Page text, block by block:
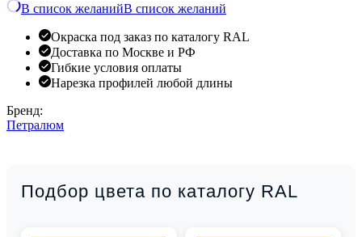
В список желанийВ список желаний
Окраска под заказ по каталогу RAL
Доставка по Москве и РФ
Гибкие условия оплаты
Нарезка профилей любой длины
Бренд:
Петралюм
Подбор цвета по каталогу RAL